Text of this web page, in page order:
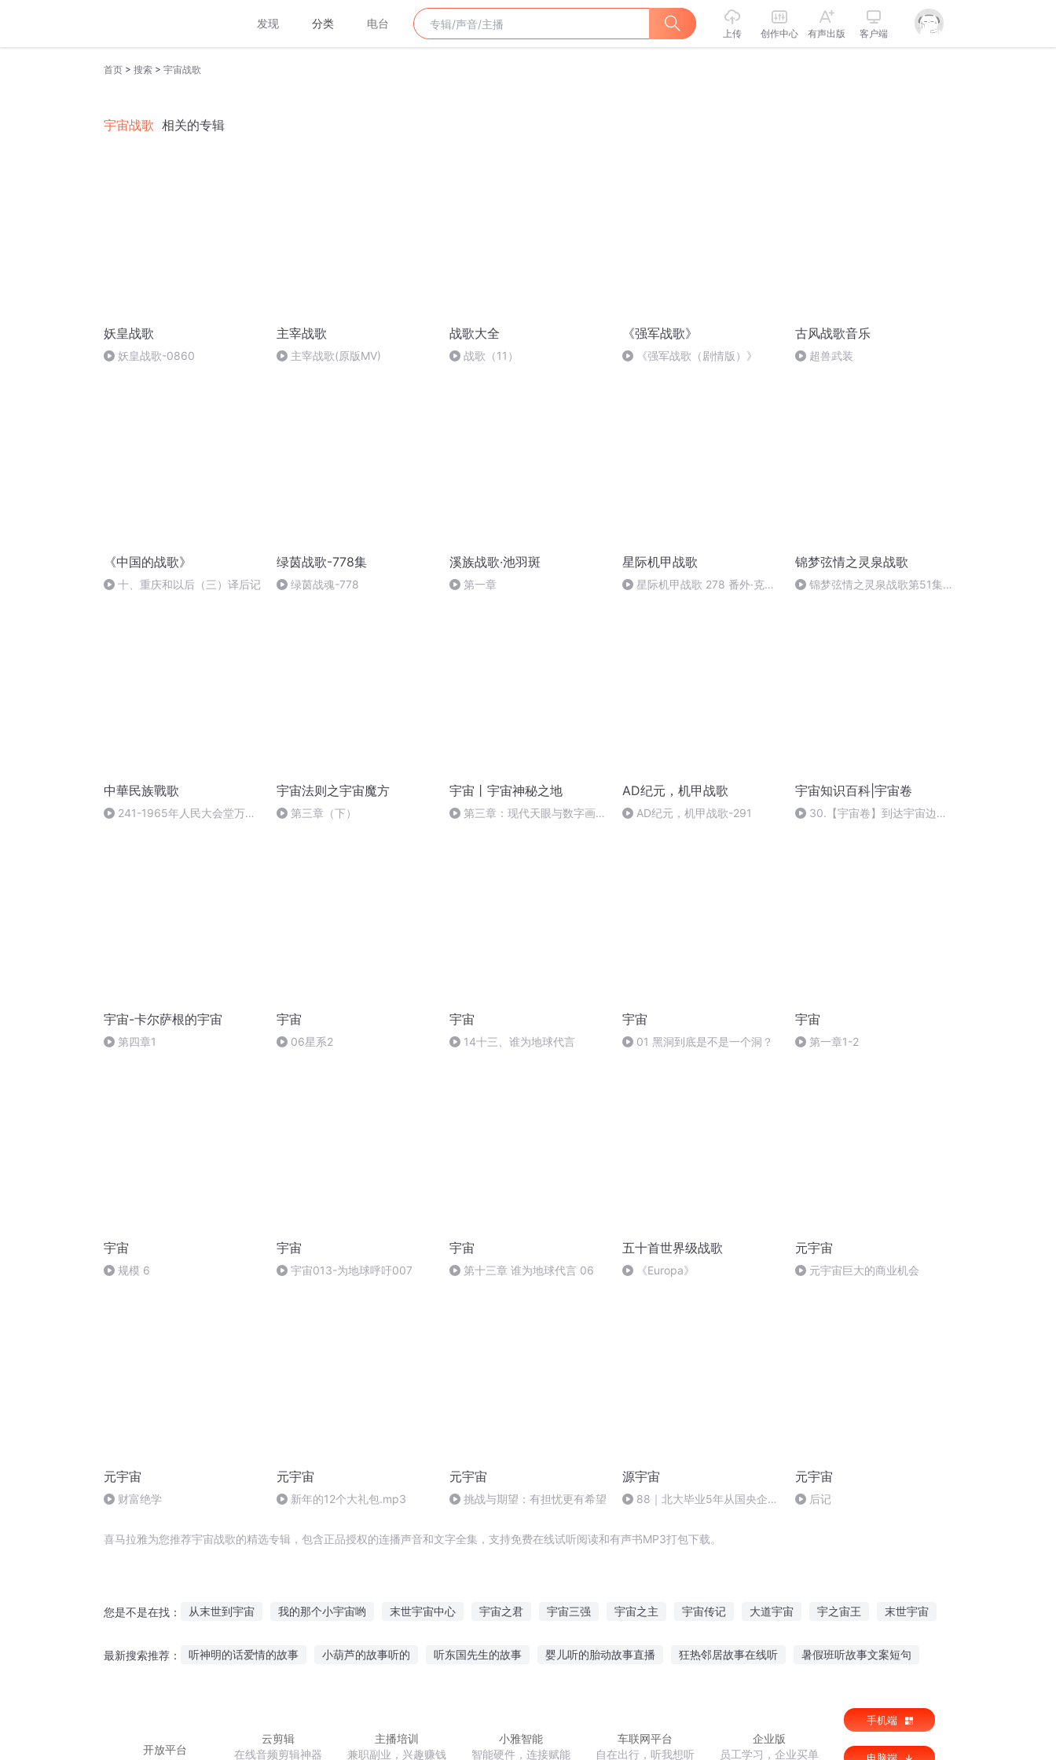
发现 分类 电台
上传 创作中心 有声出版 客户端
首页 > 搜索 > 宇宙战歌
宇宙战歌 相关的专辑
妖皇战歌
妖皇战歌-0860
主宰战歌
主宰战歌(原版MV)
战歌大全
战歌（11）
《强军战歌》
《强军战歌（剧情版）》
古风战歌音乐
超兽武装
《中国的战歌》
十、重庆和以后（三）译后记
绿茵战歌-778集
绿茵战魂-778
溪族战歌·池羽斑
第一章
星际机甲战歌
星际机甲战歌 278 番外·克隆
锦梦弦情之灵泉战歌
锦梦弦情之灵泉战歌第51集
中華民族戰歌
241-1965年人民大会堂万人
宇宙法则之宇宙魔方
第三章（下）
宇宙丨宇宙神秘之地
第三章：现代天眼与数字画像
AD纪元，机甲战歌
AD纪元，机甲战歌-291
宇宙知识百科|宇宙卷
30.【宇宙卷】到达宇宙边
宇宙-卡尔萨根的宇宙
第四章1
宇宙
06星系2
宇宙
14十三、谁为地球代言
宇宙
01 黑洞到底是不是一个洞？
宇宙
第一章1-2
宇宙
规模 6
宇宙
宇宙013-为地球呼吁007
宇宙
第十三章 谁为地球代言 06
五十首世界级战歌
《Europa》
元宇宙
元宇宙巨大的商业机会
元宇宙
财富绝学
元宇宙
新年的12个大礼包.mp3
元宇宙
挑战与期望：有担忧更有希望
源宇宙
88｜北大毕业5年从国央企裸
元宇宙
后记
喜马拉雅为您推荐宇宙战歌的精选专辑，包含正品授权的连播声音和文字全集，支持免费在线试听阅读和有声书MP3打包下载。
您是不是在找： 从末世到宇宙 我的那个小宇宙哟 末世宇宙中心 宇宙之君 宇宙三强 宇宙之主 宇宙传记 大道宇宙 宇之宙王 末世宇宙
最新搜索推荐： 听神明的话爱情的故事 小葫芦的故事听的 听东国先生的故事 婴儿听的胎动故事直播 狂热邻居故事在线听 暑假班听故事文案短句
开放平台
云剪辑
在线音频剪辑神器
主播培训
兼职副业，兴趣赚钱
小雅智能
智能硬件，连接赋能
车联网平台
自在出行，听我想听
企业版
员工学习，企业买单
手机端